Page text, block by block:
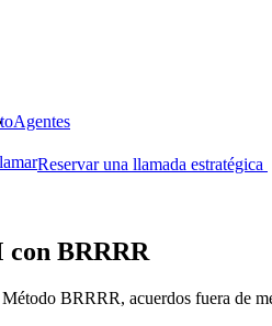
Agentes
Reservar una llamada estratégica
BRRRR
BRRRR, acuerdos fuera de